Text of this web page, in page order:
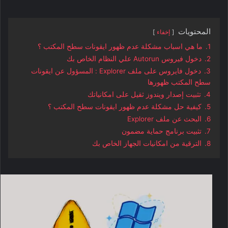
المحتويات إخفاء
1.
ما هي اسباب مشكلة عدم ظهور ايقونات سطح المكتب ؟
2.
دخول فيروس Autorun علي النظام الخاص بك
3.
دخول فايروس على ملف Explorer : المسؤول عن ايقونات
سطح المكتب ظهورها
4.
تثبيت إصدار ويندوز ثقيل على امكانياتك
5.
كيفية حل مشكلة عدم ظهور ايقونات سطح المكتب ؟
6.
البحث عن ملف Explorer
7.
تثبيت برنامج حماية مضمون
8.
الترقية من امكانيات الجهاز الخاص بك